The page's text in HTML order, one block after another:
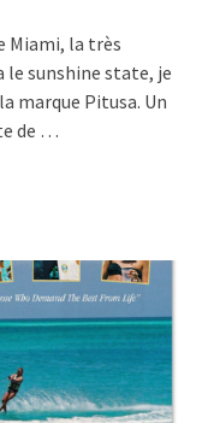
Miami, la très
sunshine state, je
marque Pitusa. Un
de …